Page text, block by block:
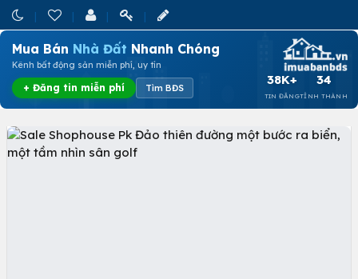
Mua Bán Nhà Đất Nhanh Chóng
Kênh bất động sản miễn phí, uy tín
+ Đăng tin miễn phí Tìm BĐS
38K+
TIN ĐĂNG
34
TỈNH THÀNH